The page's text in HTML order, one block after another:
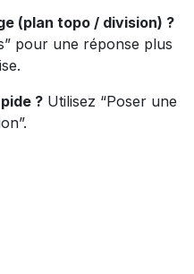
(plan topo / division) ?
pour une réponse plus
?Utilisez “Poser une